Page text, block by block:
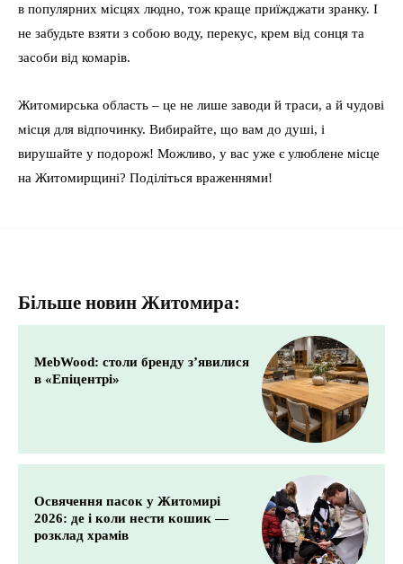
в популярних місцях людно, тож краще приїжджати зранку. І
не забудьте взяти з собою воду, перекус, крем від сонця та
засоби від комарів.
Житомирська область – це не лише заводи й траси, а й чудові
місця для відпочинку. Вибирайте, що вам до душі, і
вирушайте у подорож! Можливо, у вас уже є улюблене місце
на Житомирщині? Поділіться враженнями!
Більше новин Житомира:
MebWood: столи бренду з’явилися
в «Епіцентрі»
Освячення пасок у Житомирі
2026: де і коли нести кошик —
розклад храмів